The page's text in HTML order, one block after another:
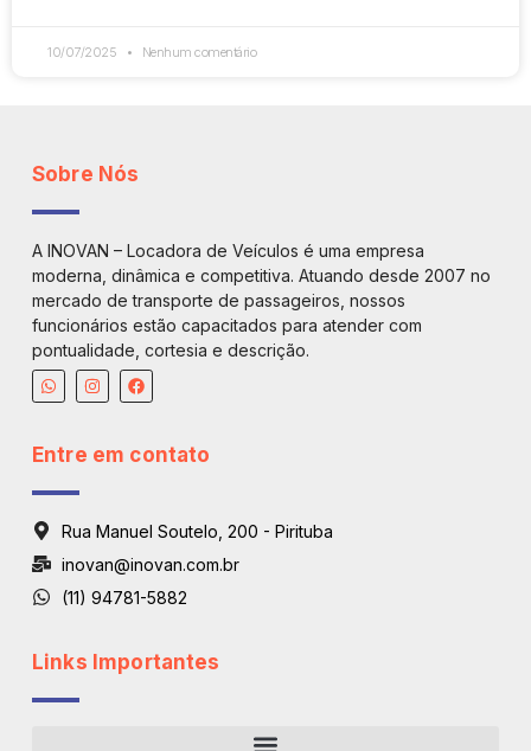
10/07/2025 Nenhum comentário
Sobre Nós
A INOVAN – Locadora de Veículos é uma empresa
moderna, dinâmica e competitiva. Atuando desde 2007 no
mercado de transporte de passageiros, nossos
funcionários estão capacitados para atender com
pontualidade, cortesia e descrição.
Entre em contato
Rua Manuel Soutelo, 200 - Pirituba
inovan@inovan.com.br
(11) 94781-5882
Links Importantes